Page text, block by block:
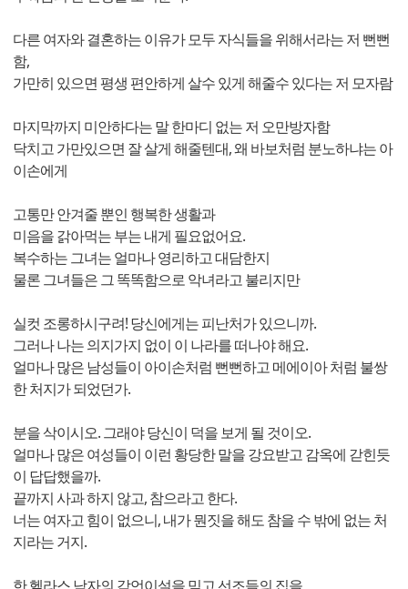
다른 여자와 결혼하는 이유가 모두 자식들을 위해서라는 저 뻔뻔
함,
가만히 있으면 평생 편안하게 살수 있게 해줄수 있다는 저 모자람
마지막까지 미안하다는 말 한마디 없는 저 오만방자함
닥치고 가만있으면 잘 살게 해줄텐대, 왜 바보처럼 분노하냐는 아
이손에게
고통만 안겨줄 뿐인 행복한 생활과
미음을 갉아먹는 부는 내게 필요없어요.
복수하는 그녀는 얼마나 영리하고 대담한지
물론 그녀들은 그 똑똑함으로 악녀라고 불리지만
실컷 조롱하시구려! 당신에게는 피난처가 있으니까.
그러나 나는 의지가지 없이 이 나라를 떠나야 해요.
얼마나 많은 남성들이 아이손처럼 뻔뻔하고 메에이아 처럼 불쌍
한 처지가 되었던가.
분을 삭이시오. 그래야 당신이 덕을 보게 될 것이오.
얼마나 많은 여성들이 이런 황당한 말을 강요받고 감옥에 갇힌듯
이 답답했을까.
끝까지 사과 하지 않고, 참으라고 한다.
너는 여자고 힘이 없으니, 내가 뭔짓을 해도 참을 수 밖에 없는 처
지라는 거지.